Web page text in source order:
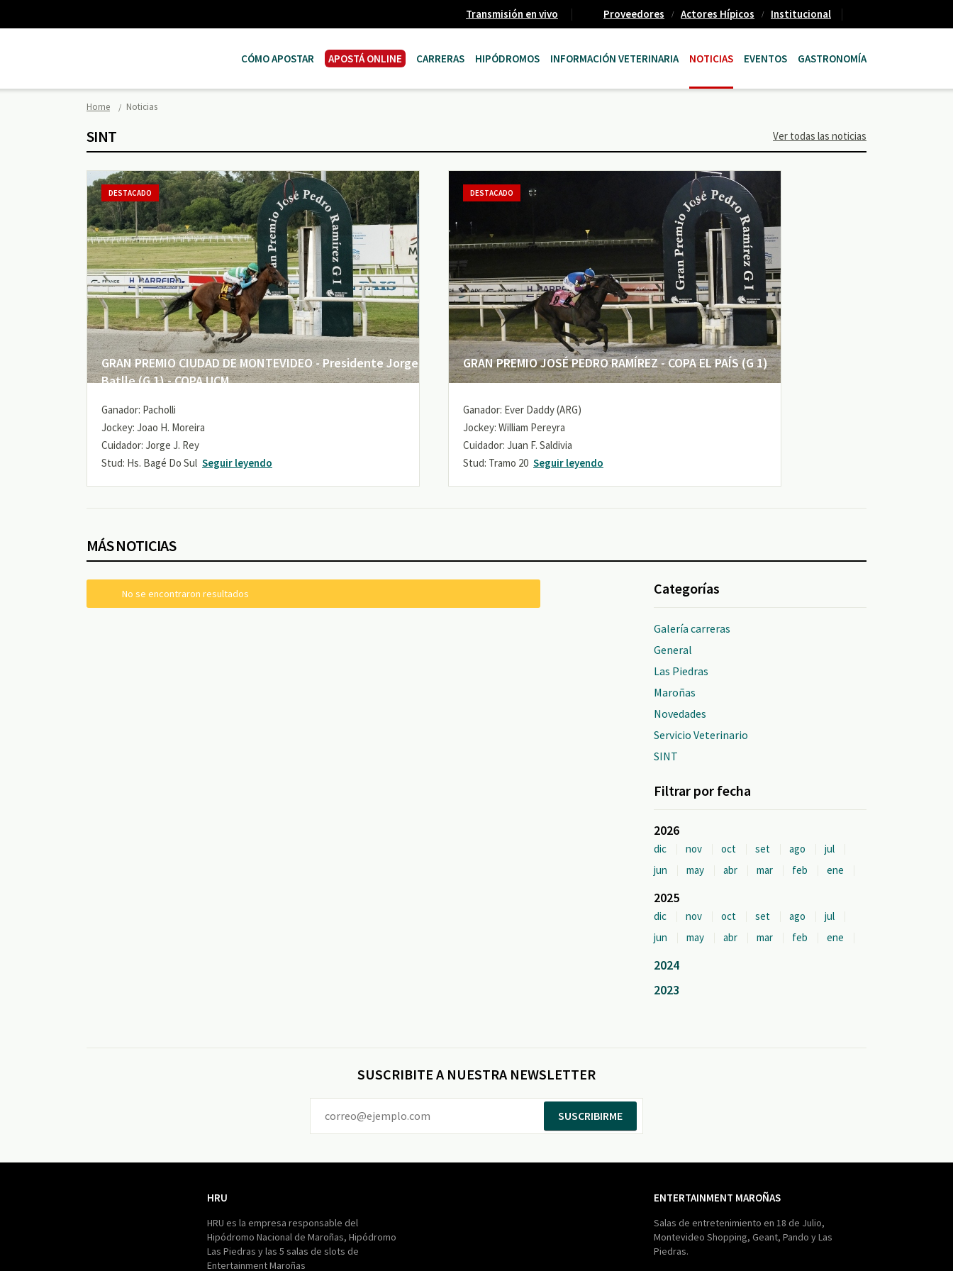
Transmisión en vivo Proveedores Actores Hípicos Institucional
CÓMO APOSTAR APOSTÁ ONLINE CARRERAS HIPÓDROMOS INFORMACIÓN VETERINARIA NOTICIAS EVENTOS GASTRONOMÍA
Home Noticias
SINT Ver todas las noticias
GRAN PREMIO CIUDAD DE MONTEVIDEO - Presidente Jorge
Batlle (G 1) - COPA UCM
DESTACADO
Ganador: Pacholli
Jockey: Joao H. Moreira
Cuidador: Jorge J. Rey
Stud: Hs. Bagé Do Sul Seguir leyendo
GRAN PREMIO JOSÉ PEDRO RAMÍREZ - COPA EL PAÍS (G 1)
DESTACADO
Ganador: Ever Daddy (ARG)
Jockey: William Pereyra
Cuidador: Juan F. Saldivia
Stud: Tramo 20 Seguir leyendo
MÁS NOTICIAS
No se encontraron resultados Categorías
Galería carreras
General
Las Piedras
Maroñas
Novedades
Servicio Veterinario
SINT
Filtrar por fecha
2026
dic nov oct set ago
jul
jun
may abr mar feb ene
2025
dic nov oct set ago
jul
jun
may abr mar feb ene
2024
2023
SUSCRIBITE A NUESTRA NEWSLETTER
SUSCRIBIRME
HRU
HRU es la empresa responsable del
Hipódromo Nacional de Maroñas, Hipódromo
Las Piedras y las 5 salas de slots de
Entertainment Maroñas
ENTERTAINMENT MAROÑAS
Salas de entretenimiento en 18 de Julio,
Montevideo Shopping, Geant, Pando y Las
Piedras.